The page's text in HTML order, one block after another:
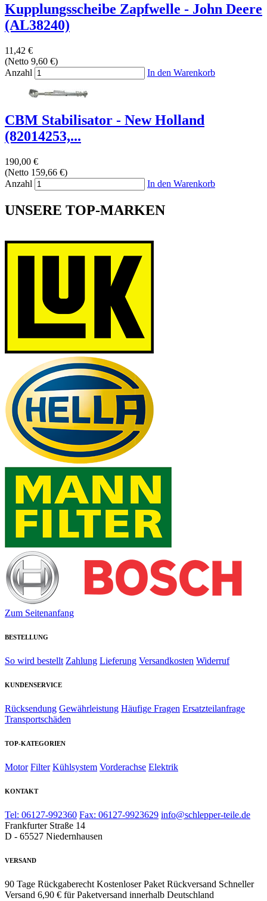
Kupplungsscheibe Zapfwelle - John Deere
(AL38240)
11,42 €
(Netto 9,60 €)
Anzahl
In den Warenkorb
CBM Stabilisator - New Holland
(82014253,...
190,00 €
(Netto 159,66 €)
Anzahl
In den Warenkorb
UNSERE TOP-MARKEN
Zum Seitenanfang
BESTELLUNG
So wird bestellt Zahlung Lieferung Versandkosten Widerruf
KUNDENSERVICE
Rücksendung Gewährleistung Häufige Fragen Ersatzteilanfrage
Transportschäden
TOP-KATEGORIEN
Motor Filter Kühlsystem Vorderachse Elektrik
KONTAKT
Tel: 06127-992360 Fax: 06127-9923629 info@schlepper-teile.de
Frankfurter Straße 14
D - 65527 Niedernhausen
VERSAND
90 Tage Rückgaberecht Kostenloser Paket Rückversand Schneller
Versand 6,90 € für Paketversand innerhalb Deutschland